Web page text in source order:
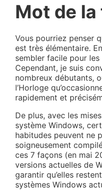
Mot de la
Vous pourriez penser
est très élémentaire.
sembler facile pour
Cependant, je suis
nombreux débutants,
l’Horloge
rapidement et
De plus, avec les
système Windows,
habitudes peuvent ne
soigneusement
ces 7 façons (en mai
versions actuelles de
garantir qu’elles
systèmes Windows